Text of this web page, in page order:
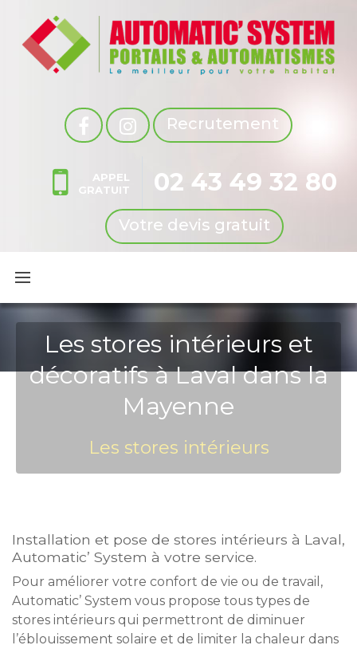
Recrutement
APPEL
GRATUIT
02 43 49 32 80
Votre devis gratuit
Les stores intérieurs et
décoratifs à Laval dans la
Mayenne
Les stores intérieurs
Installation et pose de stores intérieurs à Laval,
Automatic’ System à votre service.
Pour améliorer votre confort de vie ou de travail,
Automatic’ System vous propose tous types de
stores intérieurs qui permettront de diminuer
l’éblouissement solaire et de limiter la chaleur dans